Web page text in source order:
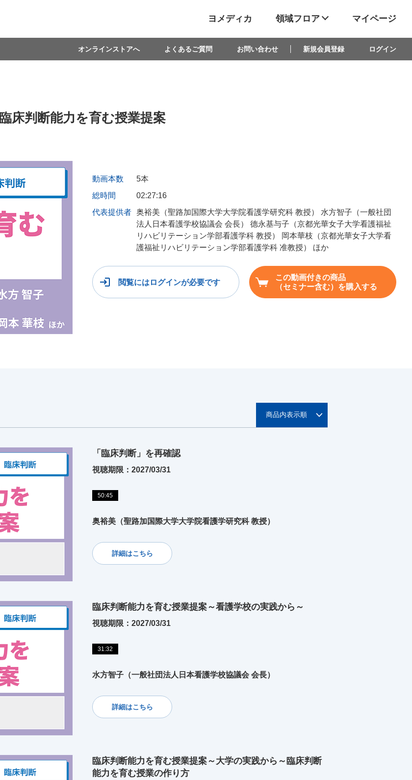
ヨメディカ 領域フロア マイページ
オンラインストアへ よくあるご質問 お問い合わせ 新規会員登録 ログイン
臨床判断能力を育む授業提案
動画本数
5本
総時間
02:27:16
代表提供者 奥裕美（聖路加国際大学大学院看護学研究科 教授） 水方智子（一般社団
法人日本看護学校協議会 会長） 德永基与子（京都光華女子大学看護福祉
リハビリテーション学部看護学科 教授） 岡本華枝（京都光華女子大学看
護福祉リハビリテーション学部看護学科 准教授） ほか
閲覧にはログインが必要です
この動画付きの商品
（セミナー含む）を購入する
「臨床判断」を再確認
視聴期限：2027/03/31
50:45
奥裕美（聖路加国際大学大学院看護学研究科 教授）
詳細はこちら
臨床判断能力を育む授業提案～看護学校の実践から～
視聴期限：2027/03/31
31:32
水方智子（一般社団法人日本看護学校協議会 会長）
詳細はこちら
臨床判断能力を育む授業提案～大学の実践から～臨床判断
能力を育む授業の作り方